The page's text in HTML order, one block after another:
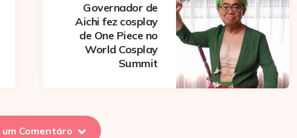
Governador de
Aichi fez cosplay
de One Piece no
World Cosplay
Summit
um Comentáro